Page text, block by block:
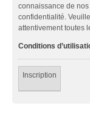
connaissance de
confidentialité.
attentivement toutes
Conditions
Inscription